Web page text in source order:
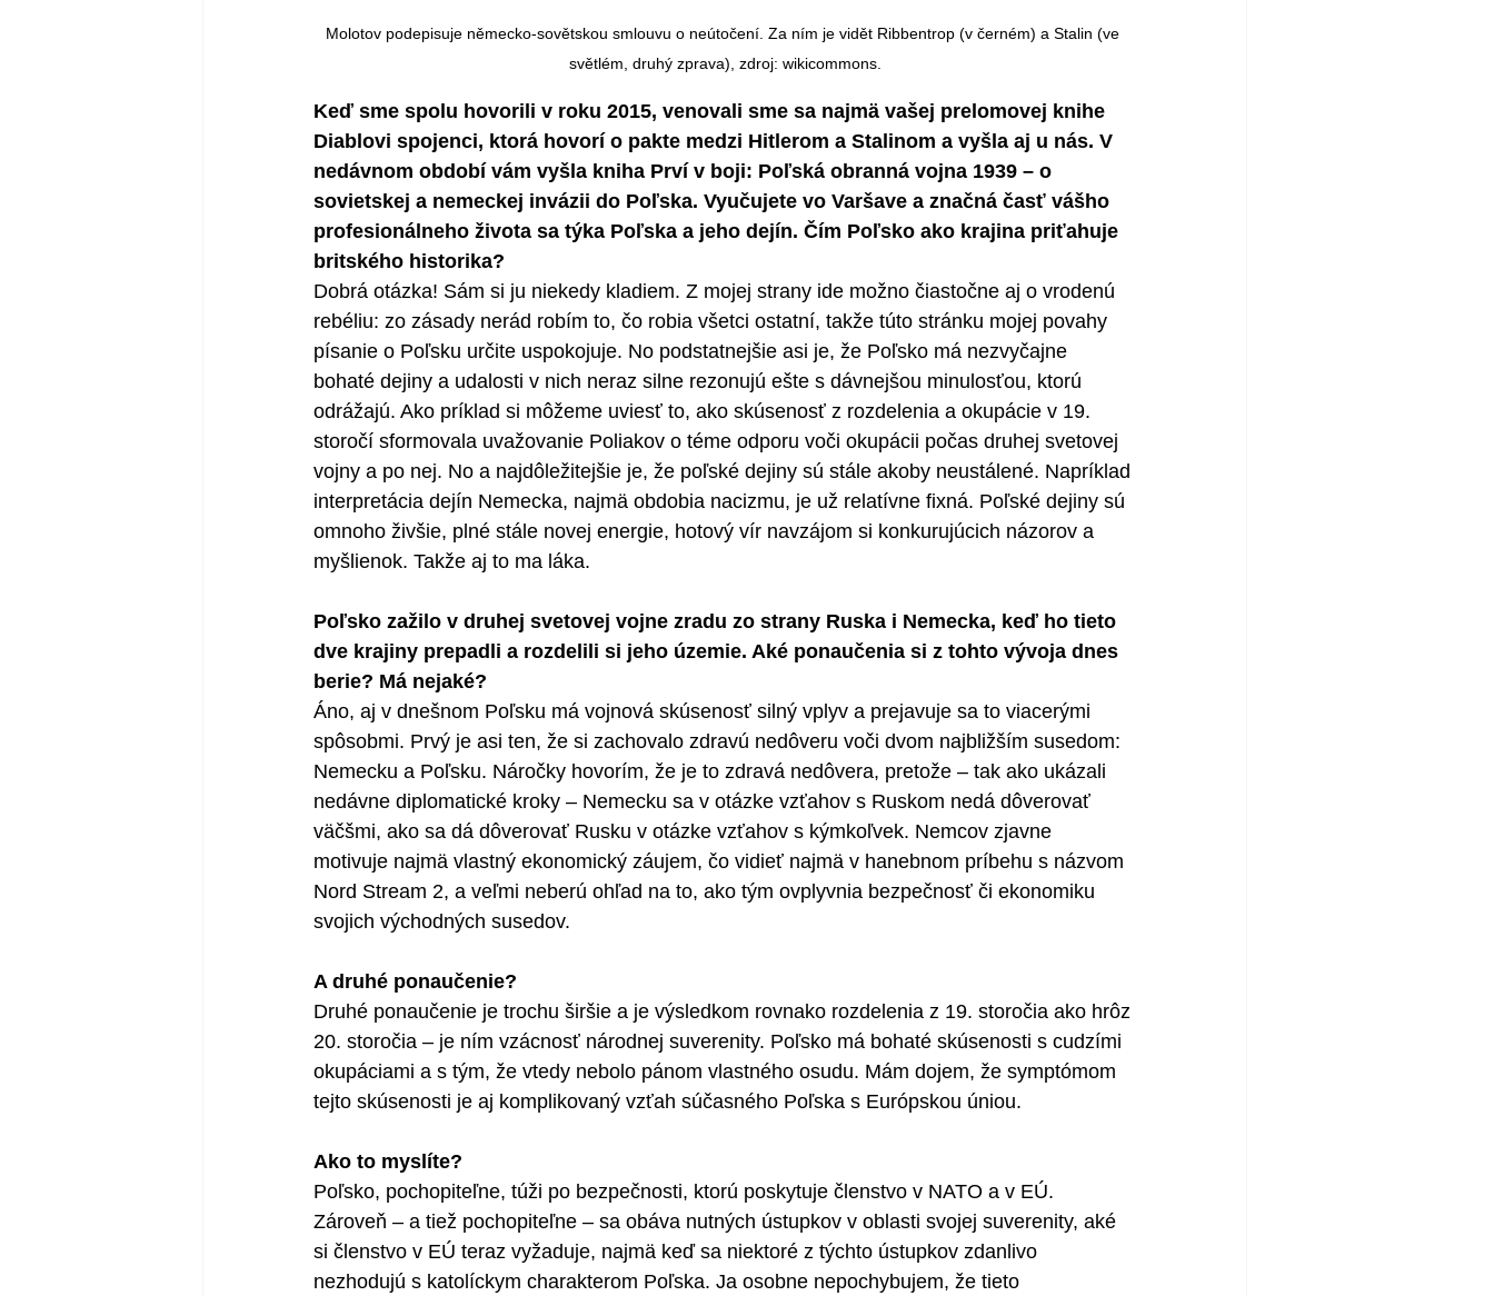
Molotov podepisuje německo-sovětskou smlouvu o neútočení. Za ním je vidět Ribbentrop (v černém) a Stalin (ve
světlém, druhý zprava), zdroj: wikicommons.
Keď sme spolu hovorili v roku 2015, venovali sme sa najmä vašej prelomovej knihe
Diablovi spojenci, ktorá hovorí o pakte medzi Hitlerom a Stalinom a vyšla aj u nás. V
nedávnom období vám vyšla kniha Prví v boji: Poľská obranná vojna 1939 – o
sovietskej a nemeckej invázii do Poľska. Vyučujete vo Varšave a značná časť vášho
profesionálneho života sa týka Poľska a jeho dejín. Čím Poľsko ako krajina priťahuje
britského historika?
Dobrá otázka! Sám si ju niekedy kladiem. Z mojej strany ide možno čiastočne aj o vrodenú
rebéliu: zo zásady nerád robím to, čo robia všetci ostatní, takže túto stránku mojej povahy
písanie o Poľsku určite uspokojuje. No podstatnejšie asi je, že Poľsko má nezvyčajne
bohaté dejiny a udalosti v nich neraz silne rezonujú ešte s dávnejšou minulosťou, ktorú
odrážajú. Ako príklad si môžeme uviesť to, ako skúsenosť z rozdelenia a okupácie v 19.
storočí sformovala uvažovanie Poliakov o téme odporu voči okupácii počas druhej svetovej
vojny a po nej. No a najdôležitejšie je, že poľské dejiny sú stále akoby neustálené. Napríklad
interpretácia dejín Nemecka, najmä obdobia nacizmu, je už relatívne fixná. Poľské dejiny sú
omnoho živšie, plné stále novej energie, hotový vír navzájom si konkurujúcich názorov a
myšlienok. Takže aj to ma láka.
Poľsko zažilo v druhej svetovej vojne zradu zo strany Ruska i Nemecka, keď ho tieto
dve krajiny prepadli a rozdelili si jeho územie. Aké ponaučenia si z tohto vývoja dnes
berie? Má nejaké?
Áno, aj v dnešnom Poľsku má vojnová skúsenosť silný vplyv a prejavuje sa to viacerými
spôsobmi. Prvý je asi ten, že si zachovalo zdravú nedôveru voči dvom najbližším susedom:
Nemecku a Poľsku. Náročky hovorím, že je to zdravá nedôvera, pretože – tak ako ukázali
nedávne diplomatické kroky – Nemecku sa v otázke vzťahov s Ruskom nedá dôverovať
väčšmi, ako sa dá dôverovať Rusku v otázke vzťahov s kýmkoľvek. Nemcov zjavne
motivuje najmä vlastný ekonomický záujem, čo vidieť najmä v hanebnom príbehu s názvom
Nord Stream 2, a veľmi neberú ohľad na to, ako tým ovplyvnia bezpečnosť či ekonomiku
svojich východných susedov.
A druhé ponaučenie?
Druhé ponaučenie je trochu širšie a je výsledkom rovnako rozdelenia z 19. storočia ako hrôz
20. storočia – je ním vzácnosť národnej suverenity. Poľsko má bohaté skúsenosti s cudzími
okupáciami a s tým, že vtedy nebolo pánom vlastného osudu. Mám dojem, že symptómom
tejto skúsenosti je aj komplikovaný vzťah súčasného Poľska s Európskou úniou.
Ako to myslíte?
Poľsko, pochopiteľne, túži po bezpečnosti, ktorú poskytuje členstvo v NATO a v EÚ.
Zároveň – a tiež pochopiteľne – sa obáva nutných ústupkov v oblasti svojej suverenity, aké
si členstvo v EÚ teraz vyžaduje, najmä keď sa niektoré z týchto ústupkov zdanlivo
nezhodujú s katolíckym charakterom Poľska. Ja osobne nepochybujem, že tieto